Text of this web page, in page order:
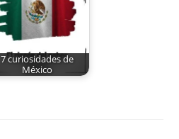
7 curiosidades de
México